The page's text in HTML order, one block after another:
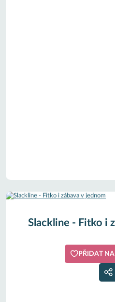
Slackline - Fitko i
PŘIDAT